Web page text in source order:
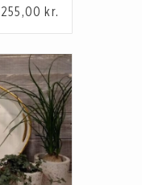
255,00 kr.